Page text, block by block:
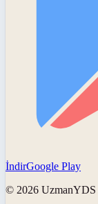
İndirGoogle Play
© 2026 UzmanYDS